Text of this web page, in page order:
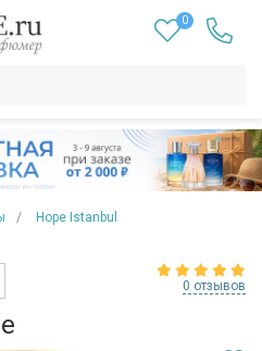
0
Hope Istanbul
0 отзывов